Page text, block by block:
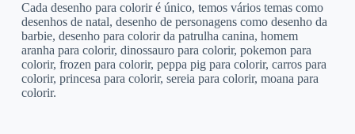
Cada desenho para colorir é único, temos vários temas como
desenhos de natal, desenho de personagens como desenho da
barbie, desenho para colorir da patrulha canina, homem
aranha para colorir, dinossauro para colorir, pokemon para
colorir, frozen para colorir, peppa pig para colorir, carros para
colorir, princesa para colorir, sereia para colorir, moana para
colorir.